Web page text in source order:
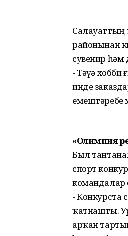
Салауаттың
районынан
сувенир
- Тәүҙә
инде
«Олимпия
Был
спорт
командалар
- Конкурста
ҡатнашты.
арҡан